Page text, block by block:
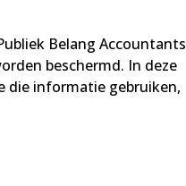
Belang Accountants
beschermd. In deze
die informatie gebruiken,